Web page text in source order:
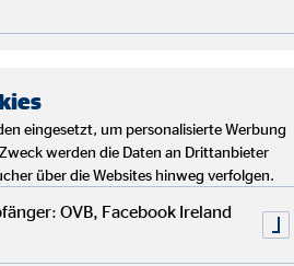
OVB.
und eine erfüllende
suchst, dann ist die Tätigkeit als
das Richtige für dich. Dein
weit du bei uns kommen kannst.
eingesetzt, um personalisierte Werbung
werden die Daten an Drittanbieter
über die Websites hinweg verfolgen.
OVB, Facebook Ireland